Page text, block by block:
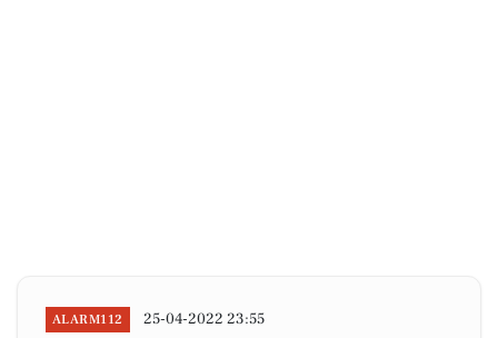
ALARM112 25-04-2022 23:55